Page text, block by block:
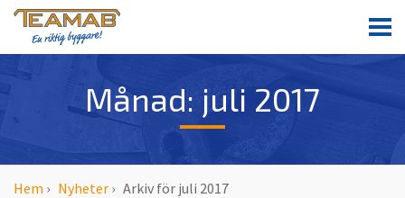
T
a
Månad: juli 2017
Hem › Nyheter › Arkiv för juli 2017